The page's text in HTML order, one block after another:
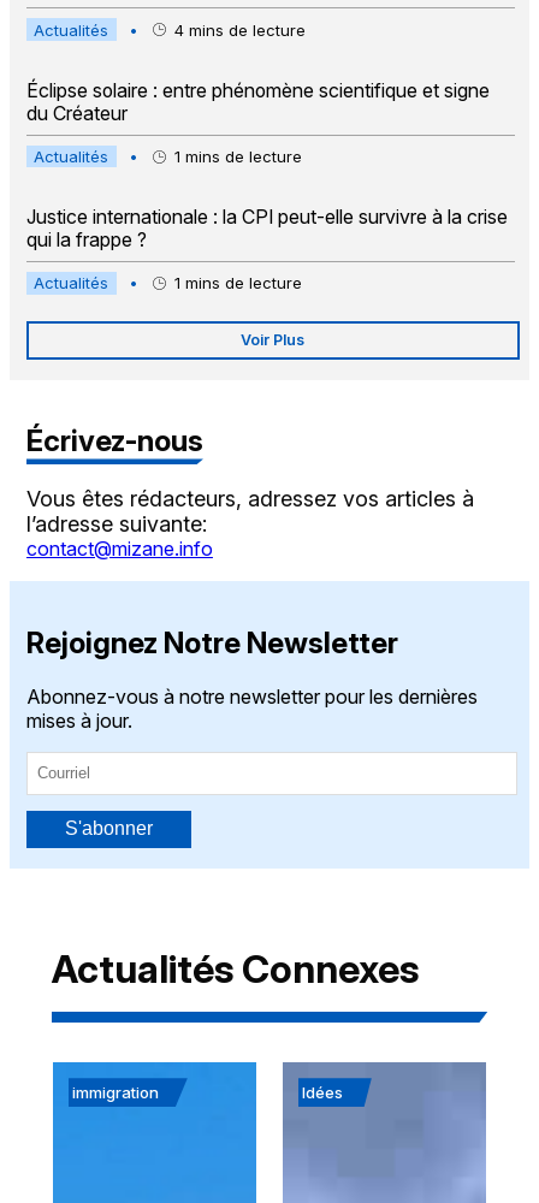
Actualités • 4 mins de lecture
Éclipse solaire : entre phénomène scientifique et signe
du Créateur
Actualités • 1 mins de lecture
Justice internationale : la CPI peut-elle survivre à la crise
qui la frappe ?
Actualités • 1 mins de lecture
Voir Plus
Écrivez-nous
Vous êtes rédacteurs, adressez vos articles à
l’adresse suivante:
contact@mizane.info
Rejoignez Notre Newsletter
Abonnez-vous à notre newsletter pour les dernières
mises à jour.
S'abonner
Actualités Connexes
immigration Idées